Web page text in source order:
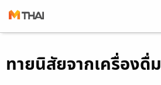
toทายนิสัยจากเครื่องดื่ม